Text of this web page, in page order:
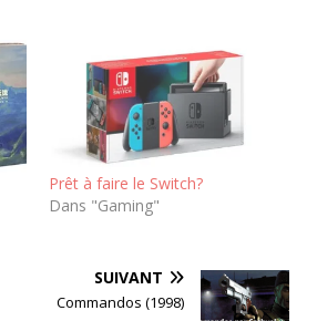
Prêt à faire le Switch?
Dans "Gaming"
SUIVANT
Commandos (1998)